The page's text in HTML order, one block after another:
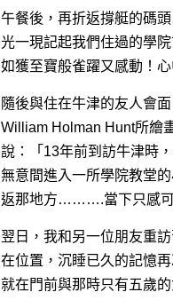
午餐後，再折返撐艇的碼
光一現記起我們住過的學
如獲至寶般雀躍又感動！
隨後與住在牛津的友人會
William Holman Hunt所繪
說：「13年前到訪牛津時
無意間進入一所學院教堂
返那地方……….當下只感可
翌日，我和另一位朋友重
在位置，沉睡已久的記憶
就在門前與那時只有五歲